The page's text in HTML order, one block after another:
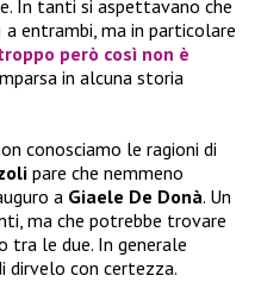
In tanti si aspettavano che
a entrambi, ma in particolare
però così non è
in alcuna storia
conosciamo le ragioni di
pare che nemmeno
a Giaele De Donà. Un
ma che potrebbe trovare
tra le due. In generale
dirvelo con certezza.